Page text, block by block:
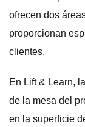
ofrecen dos
proporcionan
clientes.
En Lift & Learn,
de la mesa del
en la superficie